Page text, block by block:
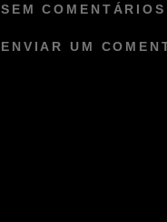
SEM
ENVIAR UM